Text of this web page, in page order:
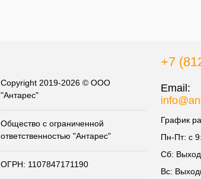
Copyright 2019-2026 © ООО
"Антарес"
Общество с ограниченной
ответственностью "Антарес"
ОГРН: 1107847171190
+7
Email:
График
Пн-Пт: с
Сб:
Вс: